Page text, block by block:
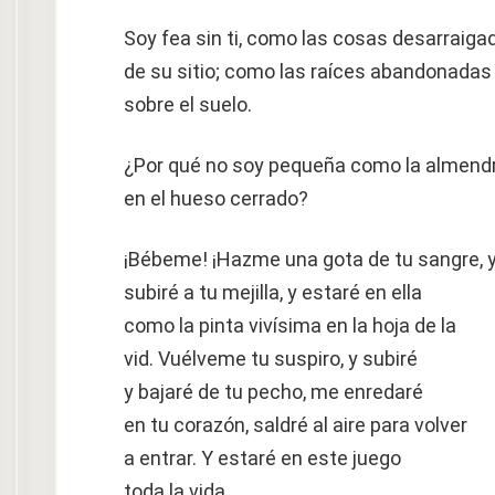
Soy fea sin ti, como las cosas
de su sitio; como las raíces abandonadas
sobre el suelo.
¿Por qué no soy pequeña como la
en el hueso cerrado?
¡Bébeme! ¡Hazme una gota de tu sangre,
subiré a tu mejilla, y estaré en ella
como la pinta vivísima en la hoja de la
vid. Vuélveme tu suspiro, y subiré
y bajaré de tu pecho, me enredaré
en tu corazón, saldré al aire para volver
a entrar. Y estaré en este juego